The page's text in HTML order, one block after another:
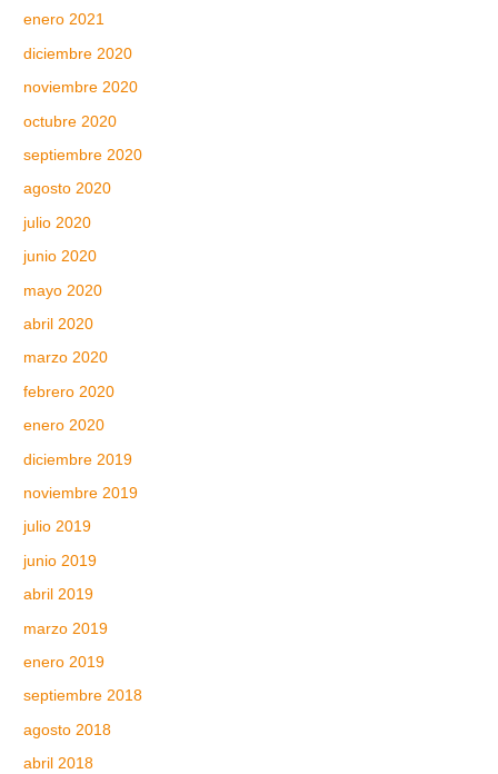
enero 2021
diciembre 2020
noviembre 2020
octubre 2020
septiembre 2020
agosto 2020
julio 2020
junio 2020
mayo 2020
abril 2020
marzo 2020
febrero 2020
enero 2020
diciembre 2019
noviembre 2019
julio 2019
junio 2019
abril 2019
marzo 2019
enero 2019
septiembre 2018
agosto 2018
abril 2018